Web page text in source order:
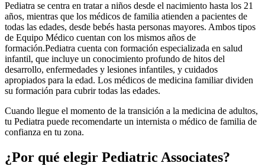
Pediatra se centra en tratar a niños desde el nacimiento hasta los 21
años, mientras que los médicos de familia atienden a pacientes de
todas las edades, desde bebés hasta personas mayores. Ambos tipos
de Equipo Médico cuentan con los mismos años de
formación.Pediatra cuenta con formación especializada en salud
infantil, que incluye un conocimiento profundo de hitos del
desarrollo, enfermedades y lesiones infantiles, y cuidados
apropiados para la edad. Los médicos de medicina familiar dividen
su formación para cubrir todas las edades.
Cuando llegue el momento de la transición a la medicina de adultos,
tu Pediatra puede recomendarte un internista o médico de familia de
confianza en tu zona.
¿Por qué elegir Pediatric Associates?